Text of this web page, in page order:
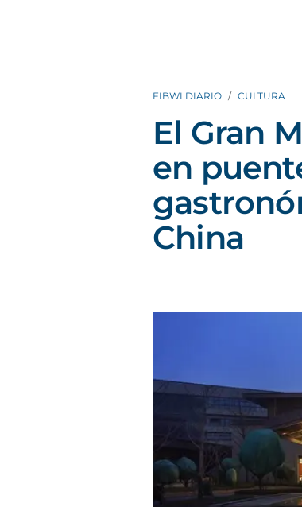
FIBWI DIARIO CULTURA
El Gran
en
China